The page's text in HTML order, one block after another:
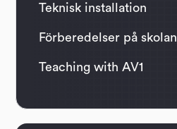
Teknisk installation
Förberedelser på skolan
Teaching with AV1